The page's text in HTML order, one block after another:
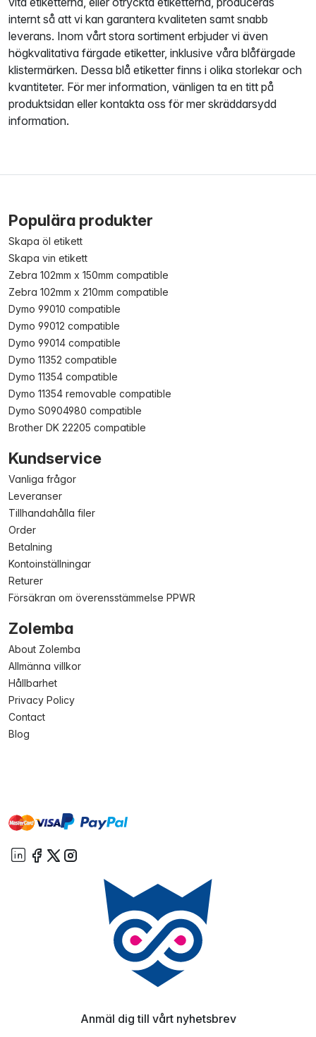
internt så att vi kan garantera kvaliteten samt snabb
leverans. Inom vårt stora sortiment erbjuder vi även
högkvalitativa färgade etiketter, inklusive våra blåfärgade
klistermärken. Dessa blå etiketter finns i olika storlekar och
kvantiteter. För mer information, vänligen ta en titt på
produktsidan eller kontakta oss för mer skräddarsydd
information.
Populära produkter
Skapa öl etikett
Skapa vin etikett
Zebra 102mm x 150mm compatible
Zebra 102mm x 210mm compatible
Dymo 99010 compatible
Dymo 99012 compatible
Dymo 99014 compatible
Dymo 11352 compatible
Dymo 11354 compatible
Dymo 11354 removable compatible
Dymo S0904980 compatible
Brother DK 22205 compatible
Kundservice
Vanliga frågor
Leveranser
Tillhandahålla filer
Order
Betalning
Kontoinställningar
Returer
Försäkran om överensstämmelse PPWR
Zolemba
About Zolemba
Allmänna villkor
Hållbarhet
Privacy Policy
Contact
Blog
mastervisa paypal
Anmäl dig till vårt nyhetsbrev